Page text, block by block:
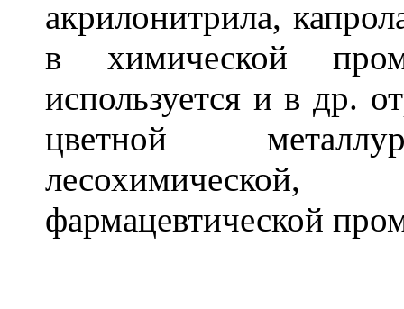
акрилонитрила,
в химической
используется и в др.
цветной
фармацевтической